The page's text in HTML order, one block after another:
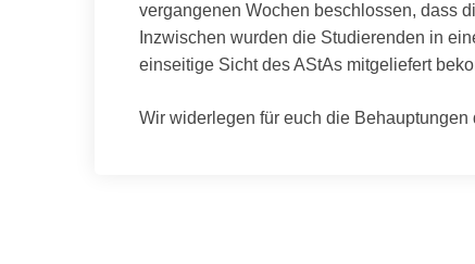
vergangenen Wochen beschlossen, dass
Inzwischen wurden die Studierenden in
einseitige Sicht des AStAs mitgeliefert
Wir widerlegen für euch die